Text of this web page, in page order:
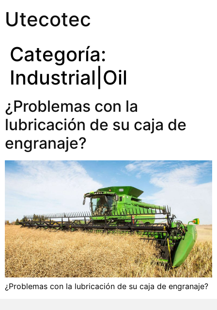
Utecotec
Categoría:
Industrial|Oil
¿Problemas con la
lubricación de su caja de
engranaje?
¿Problemas con la lubricación de su caja de engranaje?